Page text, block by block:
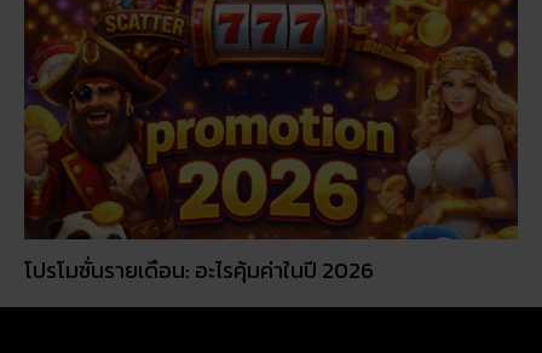
โปรโมชั่นรายเดือน: อะไรคุ้มค่าในปี 2026